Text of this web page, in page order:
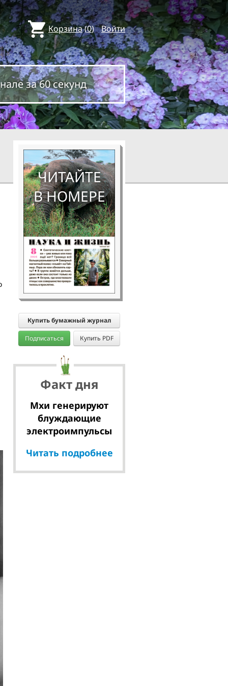
Корзина(0) Войти
за 60 секунд
ЧИТАЙТЕ
В НОМЕРЕ
Купить бумажный журнал
Подписаться Купить PDF
Факт дня
Мхи генерируют
блуждающие
электроимпульсы
Читать подробнее